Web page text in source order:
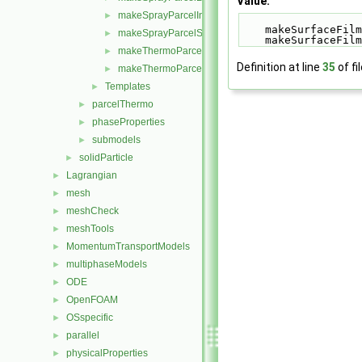
► makeSprayParcelInjectionModels.H
► makeSprayParcelStochasticCollisionModels.H
► makeThermoParcelForces.H
► makeThermoParcelInjectionModels.H
► Templates
► parcelThermo
► phaseProperties
► submodels
► solidParticle
► Lagrangian
► mesh
► meshCheck
► meshTools
► MomentumTransportModels
► multiphaseModels
► ODE
► OpenFOAM
► OSspecific
► parallel
► physicalProperties
Definition at line 35 of